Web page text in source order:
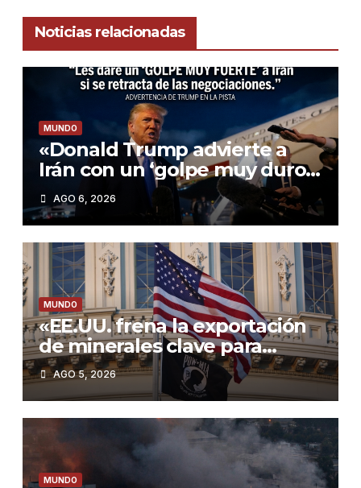
Noticias relacionadas
MUNDO
«Donald Trump advierte a
Irán con un ‘golpe muy duro’
si incumple las negociaciones
nucleares»
AGO 6, 2026
MUNDO
«EE.UU. frena la exportación
de minerales clave para
proteger su industria militar»
AGO 5, 2026
MUNDO